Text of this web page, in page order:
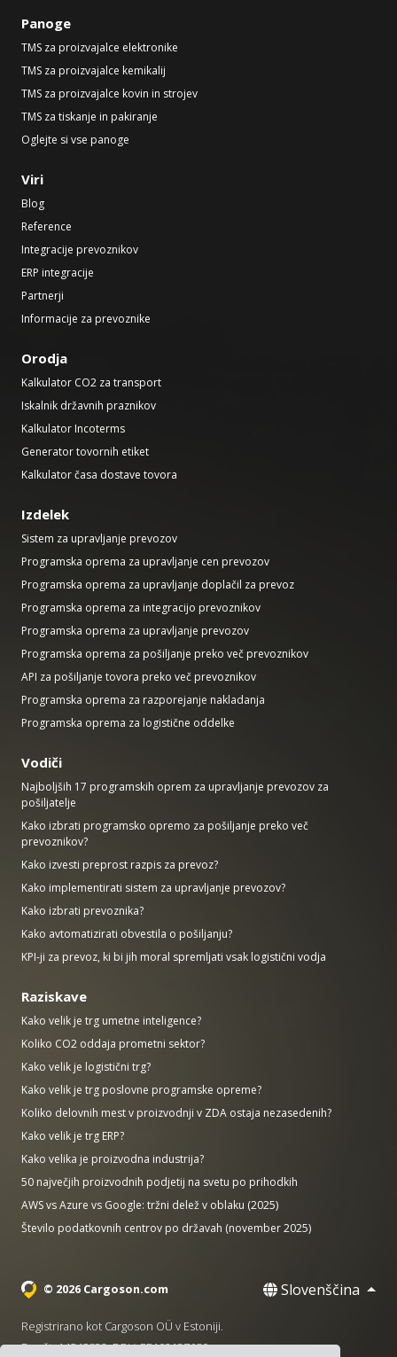
Panoge
TMS za proizvajalce elektronike
TMS za proizvajalce kemikalij
TMS za proizvajalce kovin in strojev
TMS za tiskanje in pakiranje
Oglejte si vse panoge
Viri
Blog
Reference
Integracije prevoznikov
ERP integracije
Partnerji
Informacije za prevoznike
Orodja
Kalkulator CO2 za transport
Iskalnik državnih praznikov
Kalkulator Incoterms
Generator tovornih etiket
Kalkulator časa dostave tovora
Izdelek
Sistem za upravljanje prevozov
Programska oprema za upravljanje cen prevozov
Programska oprema za upravljanje doplačil za prevoz
Programska oprema za integracijo prevoznikov
Programska oprema za upravljanje prevozov
Programska oprema za pošiljanje preko več prevoznikov
API za pošiljanje tovora preko več prevoznikov
Programska oprema za razporejanje nakladanja
Programska oprema za logistične oddelke
Vodiči
Najboljših 17 programskih oprem za upravljanje prevozov za
pošiljatelje
Kako izbrati programsko opremo za pošiljanje preko več
prevoznikov?
Kako izvesti preprost razpis za prevoz?
Kako implementirati sistem za upravljanje prevozov?
Kako izbrati prevoznika?
Kako avtomatizirati obvestila o pošiljanju?
KPI-ji za prevoz, ki bi jih moral spremljati vsak logistični vodja
Raziskave
Kako velik je trg umetne inteligence?
Koliko CO2 oddaja prometni sektor?
Kako velik je logistični trg?
Kako velik je trg poslovne programske opreme?
Koliko delovnih mest v proizvodnji v ZDA ostaja nezasedenih?
Kako velik je trg ERP?
Kako velika je proizvodna industrija?
50 največjih proizvodnih podjetij na svetu po prihodkih
AWS vs Azure vs Google: tržni delež v oblaku (2025)
Število podatkovnih centrov po državah (november 2025)
© 2026 Cargoson.com Slovenščina
Registrirano kot Cargoson OÜ v Estoniji.
Reg št: 14545832. DDV: EE102137680.